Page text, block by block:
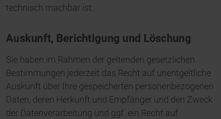
technisch machbar ist.
Auskunft, Berichtigung und Löschung
Sie haben im Rahmen der geltenden gesetzlichen
Bestimmungen jederzeit das Recht auf unentgeltliche
Auskunft über Ihre gespeicherten personenbezogenen
Daten, deren Herkunft und Empfänger und den Zweck
der Datenverarbeitung und ggf. ein Recht auf